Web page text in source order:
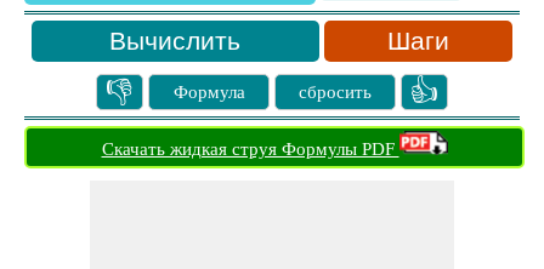
Шаги
👎 Формула сбросить 👍
Скачать жидкая струя Формулы PDF